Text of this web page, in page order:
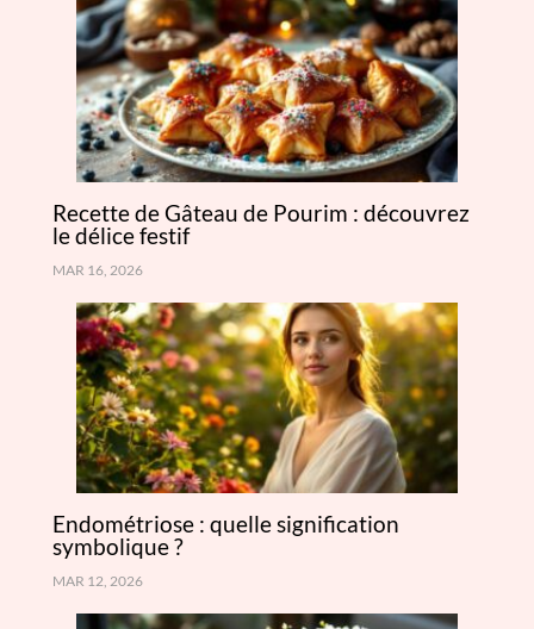
Recette de Gâteau de Pourim : découvrez
le délice festif
MAR 16, 2026
Endométriose : quelle signification
symbolique ?
MAR 12, 2026